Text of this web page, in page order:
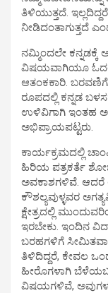
ತಿಳಿಯುತ್ತದೆ.
ನೀಡಿದಂತಾಗುತ್ತದೆ
ನಮ್ಮಿಂದಲೇ ಕನ್ನಡಕ್ಕೆ
ವಿಷಯವಾಗಿಯೂ ಓದಲು
ಆತಂಕಕಾರಿ.
ರೂಪದಲ್ಲಿ ಕನ್ನಡ
ಉಳಿವಿಗಾಗಿ ಇಂತಹ
ಅಭಿಪ್ರಾಯಪಟ್ಟರು.
ಕಾರ್ಯಕ್ರಮದಲ್ಲಿ
ಹಿರಿಯ ಪತ್ರಕರ್ತೆ
ಅವಕಾಶಗಳಿವೆ. ಆದರೆ
ಕೌಶಲ್ಯವುಳ್ಳವರ
ಕ್ಷೇತ್ರದಲ್ಲಿ
ಇರಬೇಕು. ಇಂದಿನ
ಬರಹಗಳಿಗೆ
ತಿಳಿದಿದ್ದರೆ, ಕೇವಲ
ಹೀರೊಗಳಾಗಿ
ವಿಷಯಗಳಿವೆ,